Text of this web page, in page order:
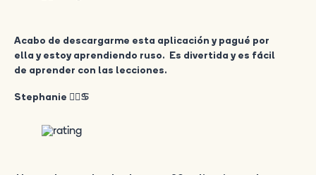
Acabo de descargarme esta aplicación y pagué por
ella y estoy aprendiendo ruso. Es divertida y es fácil
de aprender con las lecciones.
Stephanie ❤️‍🔥♋️